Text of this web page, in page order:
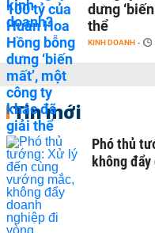
dưng
thể
KINH DOANH -
Tin mới
Phó thủ
không